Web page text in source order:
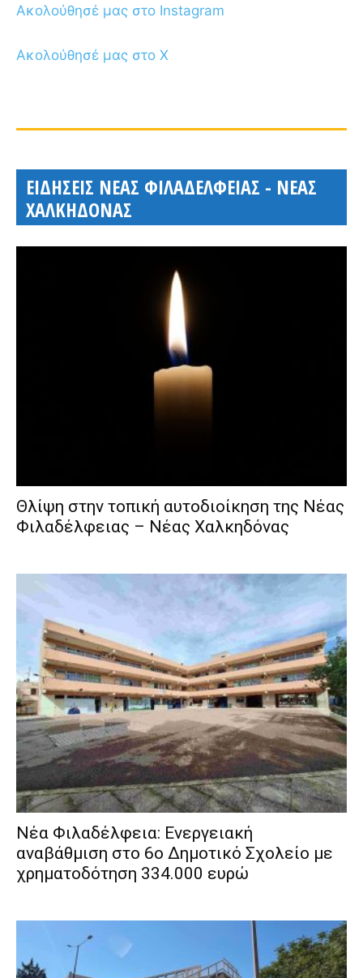
Ακολούθησέ μας στο Instagram
Ακολούθησέ μας στο X
ΕΙΔΗΣΕΙΣ ΝΕΑΣ ΦΙΛΑΔΕΛΦΕΙΑΣ - ΝΕΑΣ
ΧΑΛΚΗΔΟΝΑΣ
Θλίψη στην τοπική αυτοδιοίκηση της Νέας
Φιλαδέλφειας – Νέας Χαλκηδόνας
Νέα Φιλαδέλφεια: Ενεργειακή
αναβάθμιση στο 6ο Δημοτικό Σχολείο με
χρηματοδότηση 334.000 ευρώ